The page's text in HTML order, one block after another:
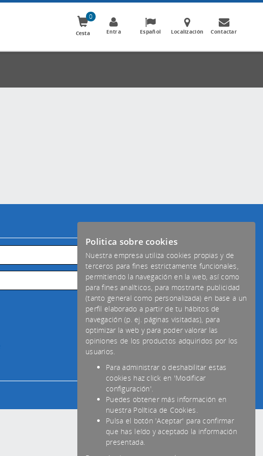
Cesta
0
Entra Español Localización Contactar
Politica sobre cookies
Nuestra empresa utiliza cookies propias y de
terceros para fines estrictamente funcionales,
permitiendo la navegación en la web, así como
para fines analíticos, para mostrarte publicidad
(tanto general como personalizada) en base a un
perfil elaborado a partir de tu hábitos de
navegación (p. ej. páginas visitadas), para
optimizar la web y para poder valorar las
opiniones de los productos adquiridos por los
usuarios.
Para administrar o deshabilitar estas
cookies haz click en 'Modificar
configuración'.
Puedes obtener más información en
nuestra Política de Cookies.
Pulsa el botón 'Aceptar' para confirmar
que has leído y aceptado la información
presentada.